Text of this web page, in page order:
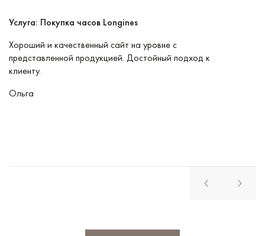
Услуга: Покупка часов Longines
Хороший и качественный сайт на уровне с
представленной продукцией. Достойный подход к
клиенту.
Ольга